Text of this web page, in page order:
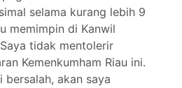
selama kurang lebih 9
memimpin di Kanwil
tidak mentolerir
Kemenkumham Riau ini.
akan saya